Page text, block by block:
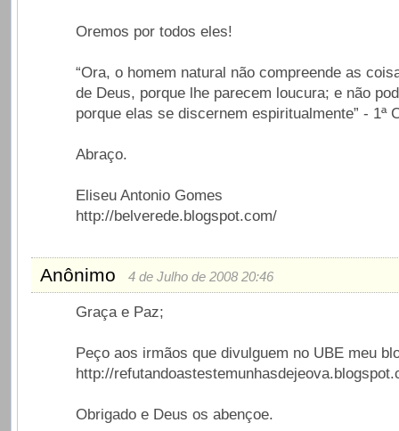
Oremos por todos eles!
“Ora, o homem natural não compreende as
de Deus, porque lhe parecem loucura; e não
porque elas se discernem espiritualmente” - 1ª
Abraço.
Eliseu Antonio Gomes
http://belverede.blogspot.com/
Anônimo 4 de Julho de 2008 20:46
Graça e Paz;
Peço aos irmãos que divulguem no UBE meu
http://
Obrigado e Deus os abençoe.